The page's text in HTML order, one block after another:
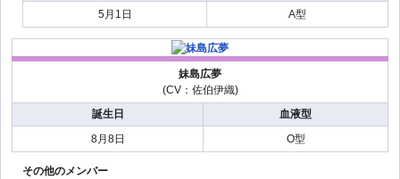
5月1日
A型
妹島広夢
(CV：佐伯伊織)
誕生日
血液型
8月8日
O型
その他のメンバー